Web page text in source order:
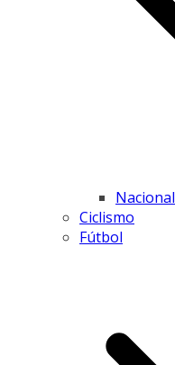
Ciclismo
Fútbol